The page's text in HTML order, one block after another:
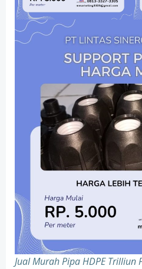
Jual Murah Pipa HDPE Trilliun